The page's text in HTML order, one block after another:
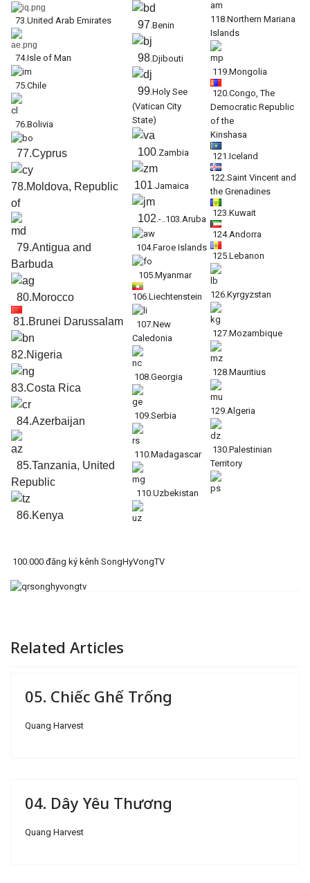
73.United Arab Emirates
74.Isle of Man
75.Chile
76.Bolivia
77.Cyprus
78.Moldova, Republic
of
79.Antigua and
Barbuda
80.Morocco
81.Brunei Darussalam
82.Nigeria
83.Costa Rica
84.Azerbaijan
85.Tanzania, United
Republic
86.Kenya
97 .Benin
98 .Djibouti
99 .Holy See
(Vatican City
State)
100 .Zambia
101 .Jamaica
102 .-..103.Aruba
104.Faroe Islands
105.Myanmar
106.Liechtenstein
107.New
Caledonia
108.Georgia
109.Serbia
110.Madagascar
110.Uzbekistan
118.Northern Mariana
Islands
119.Mongolia
120.Congo, The
Democratic Republic
of the
Kinshasa
121.Iceland
122.Saint Vincent and
the Grenadines
123.Kuwait
124.Andorra
125.Lebanon
126.Kyrgyzstan
127.Mozambique
128.Mauritius
129.Algeria
130.Palestinian
Territory
100.000 đăng ký kênh SongHyVongTV
Related Articles
05. Chiếc Ghế Trống
Quang Harvest
04. Dây Yêu Thương
Quang Harvest